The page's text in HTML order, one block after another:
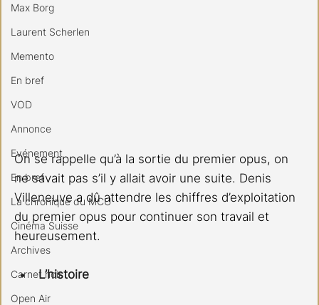
Max Borg
Laurent Scherlen
Memento
En bref
VOD
Annonce
Evénement
En bref
La chronique du MCU
Cinéma Suisse
Archives
Carnet noir
Open Air
On se rappelle qu’à la sortie du premier opus, on
ne savait pas s’il y allait avoir une suite. Denis
Villeneuve a dû attendre les chiffres d’exploitation
du premier opus pour continuer son travail et
heureusement.
L’histoire